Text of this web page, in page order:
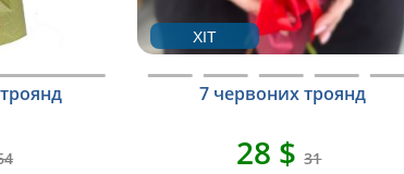
ХІТ
7 червоних троянд
28 $31